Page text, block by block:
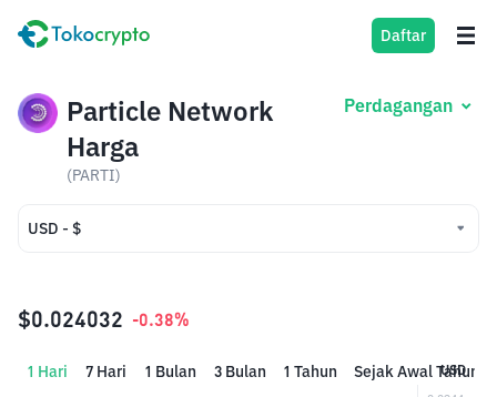
Daftar
Particle Network
Harga
(PARTI)
Perdagangan
USD - $
IDR - Rp
$0.024032 -0.38%
1 Hari 7 Hari 1 Bulan 3 Bulan 1 Tahun Sejak Awal Tahun
USD